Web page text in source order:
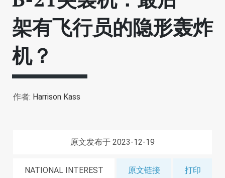
架有飞行员的隐形轰炸
机？
作者: Harrison Kass
原文发布于 2023-12-19
NATIONAL INTEREST 原文链接 打印